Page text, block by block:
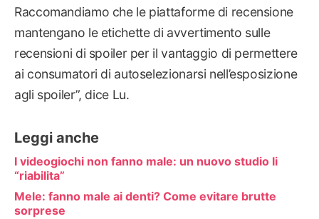
Raccomandiamo che le piattaforme di recensione
mantengano le etichette di avvertimento sulle
recensioni di spoiler per il vantaggio di permettere
ai consumatori di autoselezionarsi nell’esposizione
agli spoiler”, dice Lu.
Leggi anche
I videogiochi non fanno male: un nuovo studio li
“riabilita”
Mele: fanno male ai denti? Come evitare brutte
sorprese